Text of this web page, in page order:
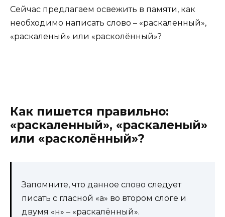
Сейчас предлагаем освежить в памяти, как
необходимо написать слово – «раскаленный»,
«раскаленый» или «расколённый»?
Как пишется правильно:
«раскаленный», «раскаленый»
или «расколённый»?
Запомните, что данное слово следует
писать с гласной «а» во втором слоге и
двумя «н» – «раскалённый».